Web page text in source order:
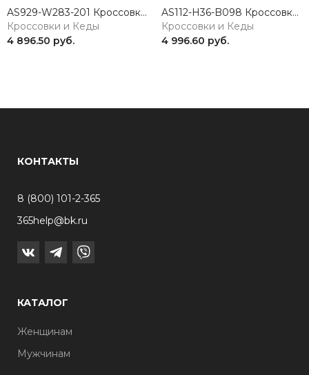
AS929-W283-201 Кроссовки женские натуральная кожа коричневый 365
Кроссовки и Кеды
4 896.50 руб.
AS112-H36-B098 Кроссовки женские натуральная кожа белый 365
Кроссовки и Кеды
4 996.60 руб.
КОНТАКТЫ
8 (800) 101-2-365
365help@bk.ru
КАТАЛОГ
Женщинам
Мужчинам